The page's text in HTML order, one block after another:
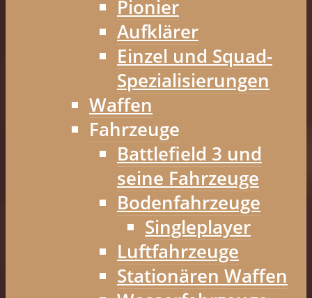
Pionier
Aufklärer
Einzel und Squad-
Spezialisierungen
Waffen
Fahrzeuge
Battlefield 3 und
seine Fahrzeuge
Bodenfahrzeuge
Singleplayer
Luftfahrzeuge
Stationären Waffen